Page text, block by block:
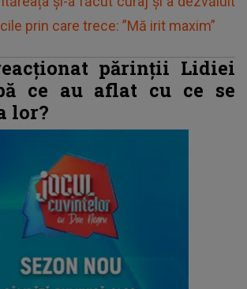
prin care trece: ”Mă irit maxim”
părinții Lidiei
ce au aflat cu ce se
lor?